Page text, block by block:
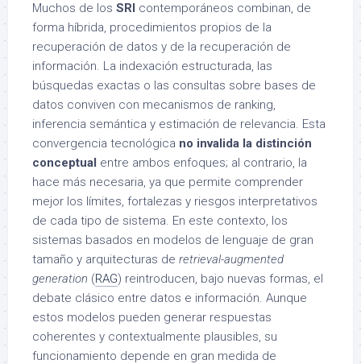
Muchos de los SRI contemporáneos combinan, de
forma híbrida, procedimientos propios de la
recuperación de datos y de la recuperación de
información. La indexación estructurada, las
búsquedas exactas o las consultas sobre bases de
datos conviven con mecanismos de ranking,
inferencia semántica y estimación de relevancia. Esta
convergencia tecnológica no invalida la distinción
conceptual entre ambos enfoques; al contrario, la
hace más necesaria, ya que permite comprender
mejor los límites, fortalezas y riesgos interpretativos
de cada tipo de sistema. En este contexto, los
sistemas basados en modelos de lenguaje de gran
tamaño y arquitecturas de retrieval-augmented
generation (RAG) reintroducen, bajo nuevas formas, el
debate clásico entre datos e información. Aunque
estos modelos pueden generar respuestas
coherentes y contextualmente plausibles, su
funcionamiento depende en gran medida de